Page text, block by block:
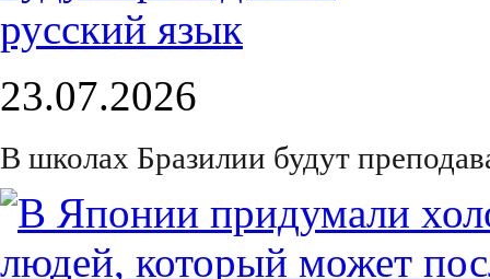
23.07.2026
В школах Бразилии будут